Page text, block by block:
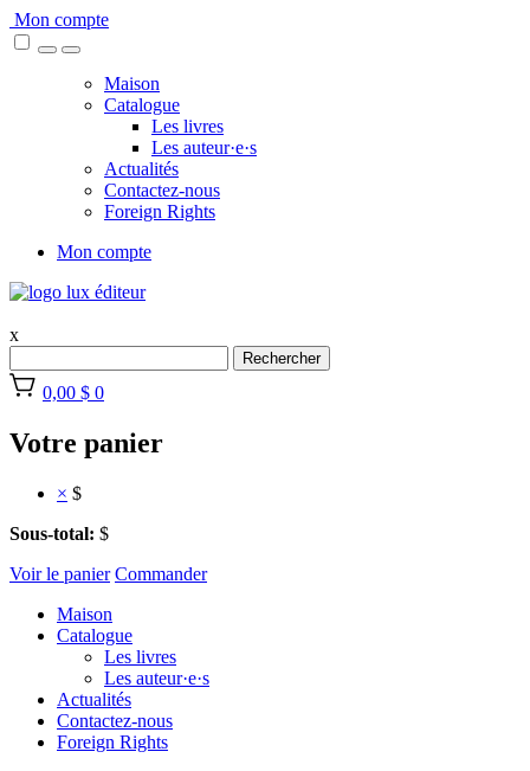
Skip
to
Mon compte
Maison
Catalogue
Les livres
Les auteur·e·s
Actualités
Contactez-nous
Foreign Rights
Mon compte
x
Rechercher
0,00 $ 0
Votre panier
× $
Sous-total: $
Voir le panier Commander
Maison
Catalogue
Les livres
Les auteur·e·s
Actualités
Contactez-nous
Foreign Rights